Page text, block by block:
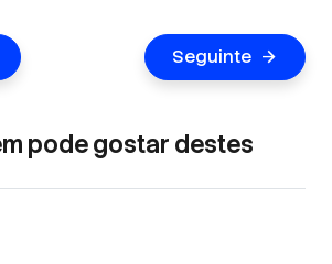
Seguinte arrow_forward
pode gostar destes